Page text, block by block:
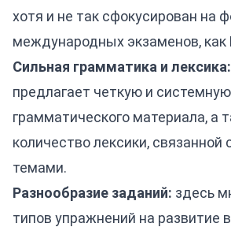
хотя и не так сфокусирован на
международных экзаменов, как
Сильная грамматика и лексика:
предлагает четкую и
грамматического материала, а
количество лексики, связанной
темами.
Разнообразие заданий: здесь
типов упражнений на развитие